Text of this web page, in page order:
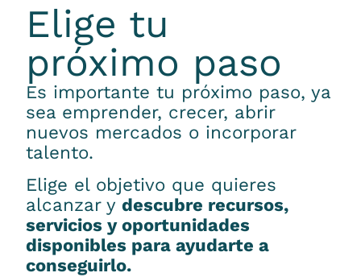
Elige tu
próximo paso
Es importante tu próximo paso, ya
sea emprender, crecer, abrir
nuevos mercados o incorporar
talento.
Elige el objetivo que quieres
alcanzar y descubre recursos,
servicios y oportunidades
disponibles para ayudarte a
conseguirlo.